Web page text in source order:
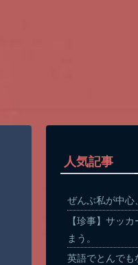
人気記事
ぜんぶ私が中心
【珍事】サッ
まう。
英語でとんでも